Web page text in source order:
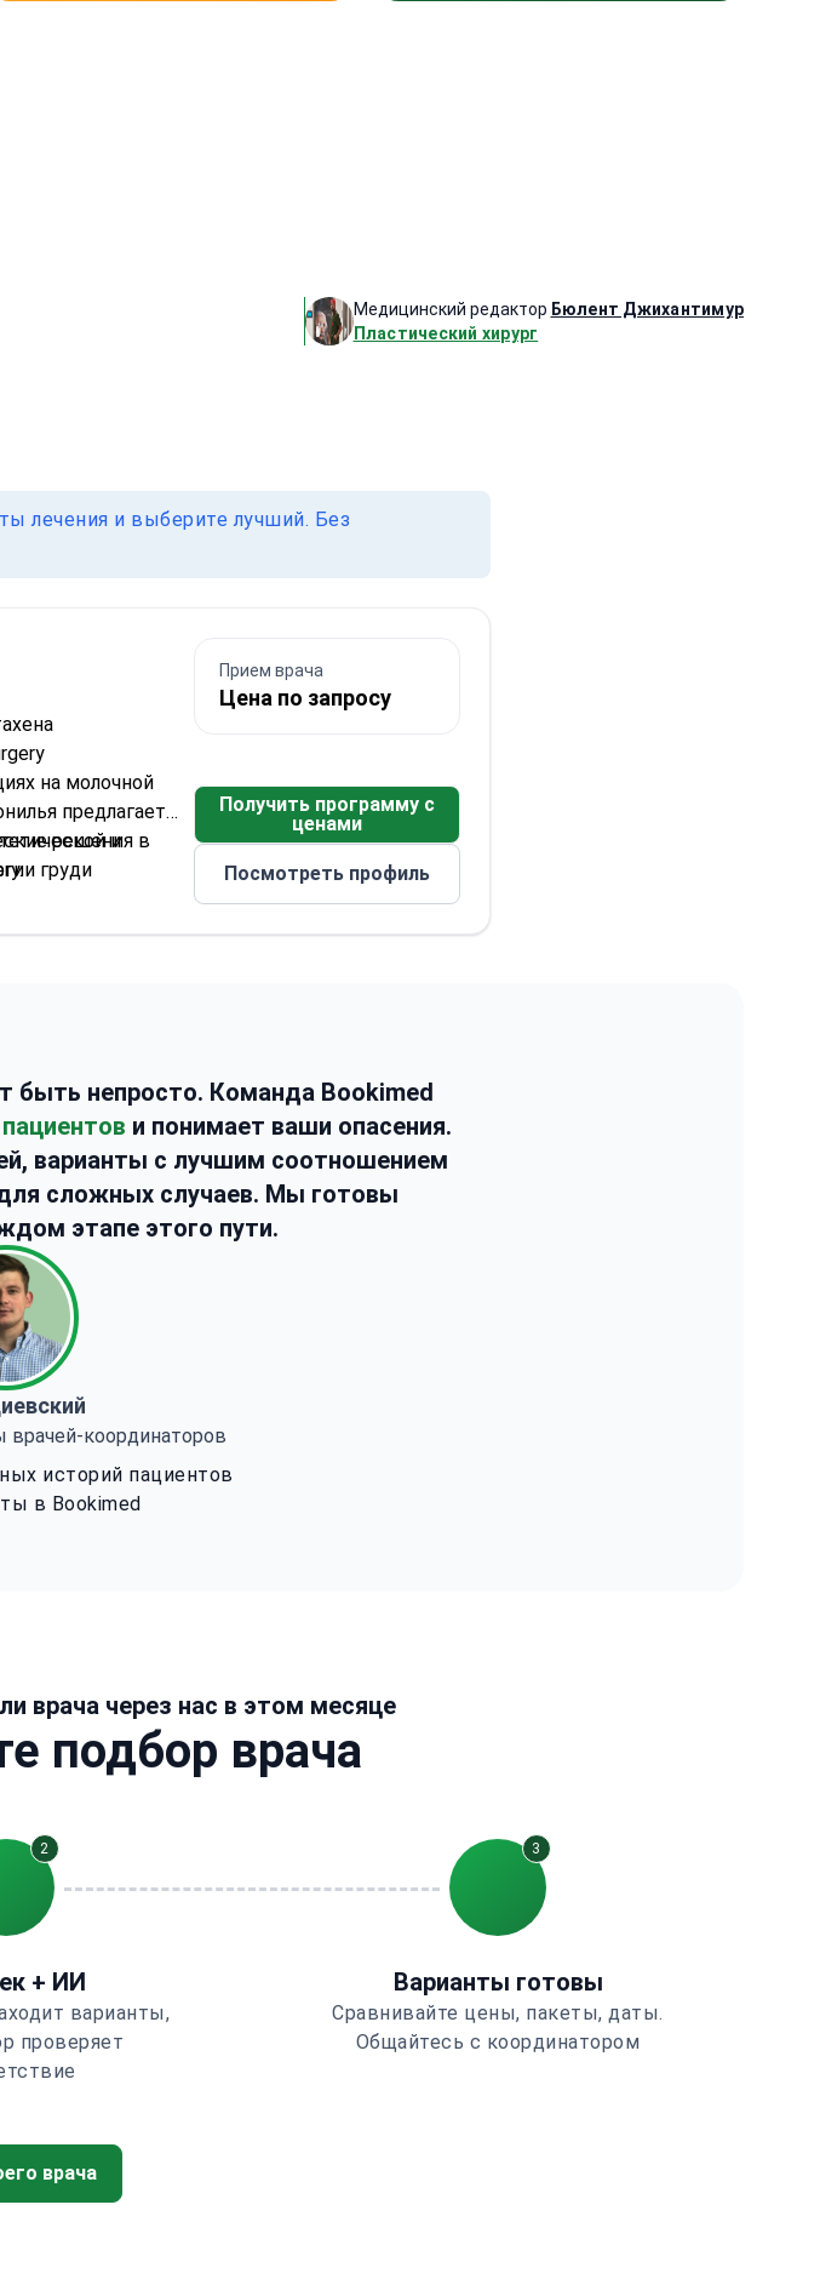
Медицинский редактор Бюлент Джихантимур
Пластический хирург
лечения и выберите лучший. Без
на молочной
предлагает
решения в
и
груди
консультации и
Прием врача
Цена по запросу
Получить программу с
ценами
Посмотреть профиль
быть непросто. Команда Bookimed
и понимает ваши опасения.
варианты с лучшим соотношением
сложных случаев. Мы готовы
этапе этого пути.
врачей-координаторов
историй пациентов
в Bookimed
врача через нас в этом месяце
подбор врача
2
+ ИИ
варианты,
проверяет
3
Варианты готовы
Сравнивайте цены, пакеты, даты.
Общайтесь с координатором
врача